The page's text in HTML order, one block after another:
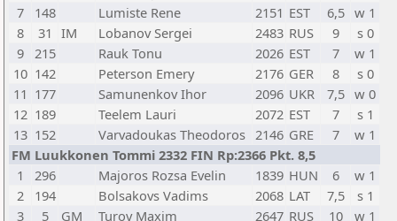
7
148 Lumiste Rene 2151 EST 6,5 w 1
8
31 IM Lobanov Sergei 2483 RUS 9
s 0
9 215 Rauk Tonu 2026 EST 7
w 1
10 142 Peterson Emery 2176 GER 8
s 0
11 177 Samunenkov Ihor 2096 UKR 7,5 w 0
12 189 Teelem Lauri 2072 EST 7
s 1
13 152 Varvadoukas Theodoros 2146 GRE 7
w 1
FM Luukkonen Tommi 2332 FIN Rp:2366 Pkt. 8,5
1
296 Majoros Rozsa Evelin 1839 HUN 6
w 1
2
194 Bolsakovs Vadims 2068 LAT 7,5
s 1
3
5 GM Turov Maxim 2647 RUS 10
w 1